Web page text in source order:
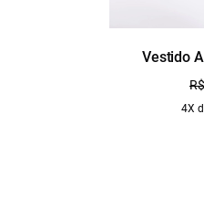
Vestido
4X